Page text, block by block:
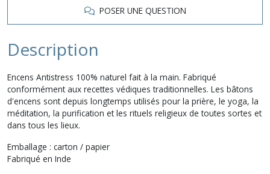
POSER UNE QUESTION
Description
Encens Antistress 100% naturel fait à la main. Fabriqué
conformément aux recettes védiques traditionnelles. Les bâtons
d'encens sont depuis longtemps utilisés pour la prière, le yoga, la
méditation, la purification et les rituels religieux de toutes sortes et
dans tous les lieux.
Emballage : carton / papier
Fabriqué en Inde